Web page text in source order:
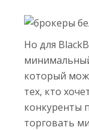
Но для
который
тех, кто
конкуренты
торговать